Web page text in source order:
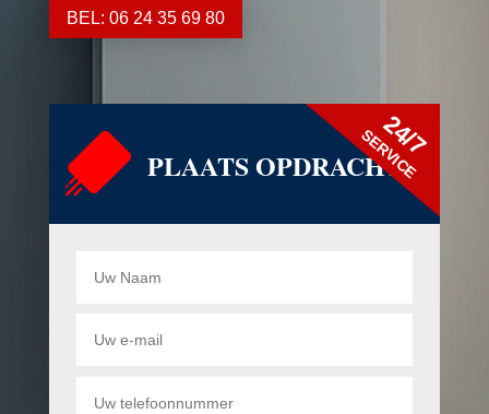
BEL: 06 24 35 69 80
PLAATS OPDRACHT
24/7
SERVICE